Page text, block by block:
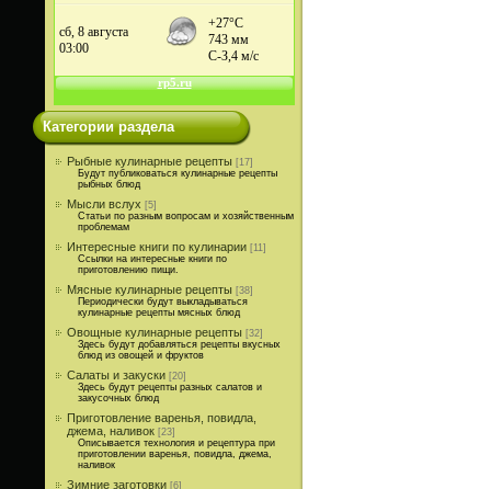
Категории раздела
Рыбные кулинарные рецепты [17]
Будут публиковаться кулинарные рецепты
рыбных блюд
Мысли вслух [5]
Статьи по разным вопросам и хозяйственным
проблемам
Интересные книги по кулинарии [11]
Ссылки на интересные книги по
приготовлению пищи.
Мясные кулинарные рецепты [38]
Периодически будут выкладываться
кулинарные рецепты мясных блюд
Овощные кулинарные рецепты [32]
Здесь будут добавляться рецепты вкусных
блюд из овощей и фруктов
Салаты и закуски [20]
Здесь будут рецепты разных салатов и
закусочных блюд
Приготовление варенья, повидла,
джема, наливок [23]
Описывается технология и рецептура при
приготовлении варенья, повидла, джема,
наливок
Зимние заготовки [6]